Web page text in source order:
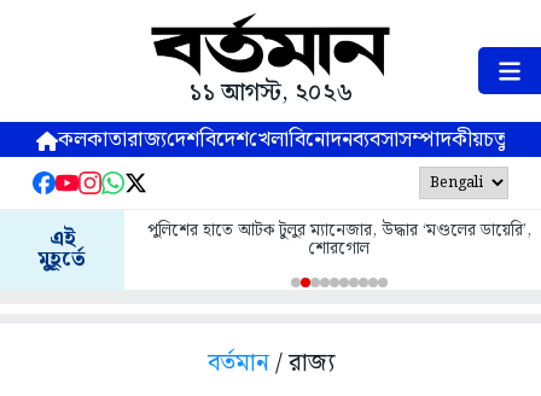
১১ আগস্ট, ২০২৬
কলকাতারাজ্যদেশবিদেশখেলাবিনোদনব্যবসাসম্পাদকীয়
এই
মুহূর্তে
পুলিশের হাতে আটক টুলুর ম্যানেজার, উদ্ধার ‘মণ্ডলের ডায়েরি’,
শোরগোল
বর্তমান/ রাজ্য